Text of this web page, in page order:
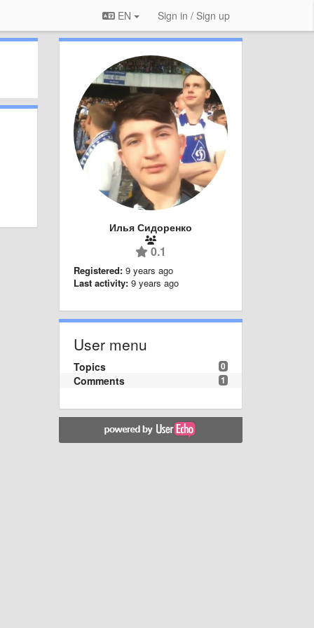
EN Sign in / Sign up
Илья Сидоренко
0.1
Registered: 9 years ago
Last activity: 9 years ago
User menu
0
Topics
1
Comments